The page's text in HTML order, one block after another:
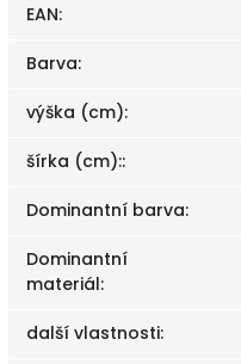
EAN:
Barva:
výška (cm):
šírka (cm)::
Dominantní barva:
Dominantní
materiál:
další vlastnosti: